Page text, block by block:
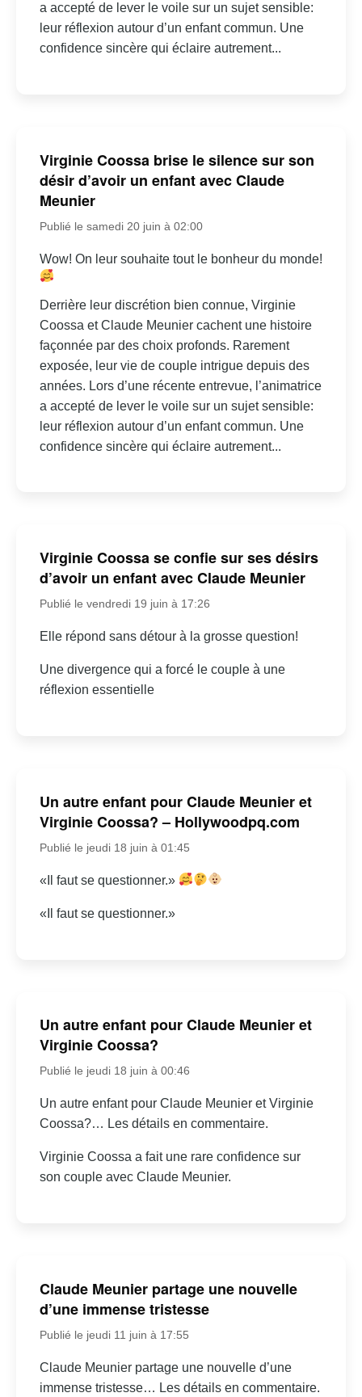
a accepté de lever le voile sur un sujet sensible:
leur réflexion autour d’un enfant commun. Une
confidence sincère qui éclaire autrement...
Virginie Coossa brise le silence sur son
désir d’avoir un enfant avec Claude
Meunier
Publié le samedi 20 juin à 02:00
Wow! On leur souhaite tout le bonheur du monde!
Derrière leur discrétion bien connue, Virginie
Coossa et Claude Meunier cachent une histoire
façonnée par des choix profonds. Rarement
exposée, leur vie de couple intrigue depuis des
années. Lors d’une récente entrevue, l’animatrice
a accepté de lever le voile sur un sujet sensible:
leur réflexion autour d’un enfant commun. Une
confidence sincère qui éclaire autrement...
Virginie Coossa se confie sur ses désirs
d’avoir un enfant avec Claude Meunier
Publié le vendredi 19 juin à 17:26
Elle répond sans détour à la grosse question!
Une divergence qui a forcé le couple à une
réflexion essentielle
Un autre enfant pour Claude Meunier et
Virginie Coossa? – Hollywoodpq.com
Publié le jeudi 18 juin à 01:45
«Il faut se questionner.»
«Il faut se questionner.»
Un autre enfant pour Claude Meunier et
Virginie Coossa?
Publié le jeudi 18 juin à 00:46
Un autre enfant pour Claude Meunier et Virginie
Coossa?… Les détails en commentaire.
Virginie Coossa a fait une rare confidence sur
son couple avec Claude Meunier.
Claude Meunier partage une nouvelle
d’une immense tristesse
Publié le jeudi 11 juin à 17:55
Claude Meunier partage une nouvelle d’une
immense tristesse… Les détails en commentaire.